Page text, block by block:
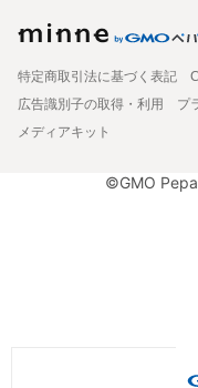
特定商取引法に基づく表記
広告識別子の取得・利用
プ
メディアキット
©GMO